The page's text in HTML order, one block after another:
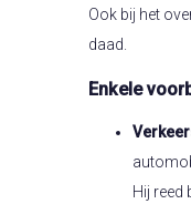
Ook bij het
daad.
Enkele
Hij reed